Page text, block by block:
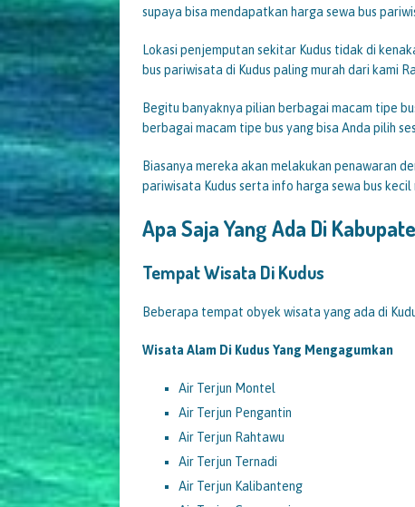
supaya bisa mendapatkan harga sewa bus
Lokasi penjemputan sekitar Kudus tidak di
bus pariwisata di Kudus paling murah dari kami
Begitu banyaknya pilian berbagai macam tipe
berbagai macam tipe bus yang bisa Anda pilih
Biasanya mereka akan melakukan penawaran
pariwisata Kudus serta info harga sewa bus kecil
Apa Saja Yang Ada Di
Tempat Wisata Di Kudus
Beberapa tempat obyek wisata yang ada di
Wisata Alam Di Kudus Yang Mengagumkan
Air Terjun Montel
Air Terjun Pengantin
Air Terjun Rahtawu
Air Terjun Ternadi
Air Terjun Kalibanteng